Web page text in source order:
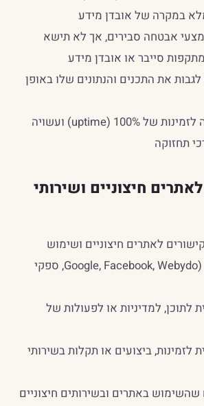
במקרה של אובדן מידע
אבטחה סבירים, אך לא תישא
סייבר או אובדן מידע
את התכנים והנתונים שלו באופן
• החברה אינה ערבה לזמינות של 100% (uptime) ועשויה
תחזוקה
לאתרים חיצוניים ושירותי
לאתרים חיצוניים ושימוש
בשירותי צד שלישי (Google, Facebook, Webydo, ספקי
לתוכן, למדיניות או לפעולות של
ביצועים או תקלות בשירותי
באתרים ובשירותים חיצוניים